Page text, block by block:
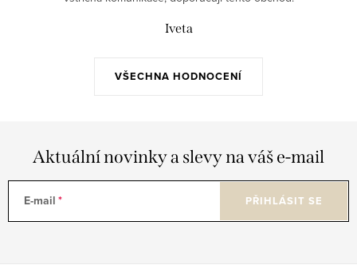
VŠECHNA HODNOCENÍ
Iveta
Aktuální novinky a slevy na váš e-mail
E-mail PŘIHLÁSIT SE